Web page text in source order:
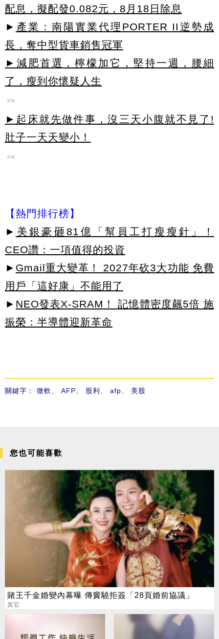
配息，擬配發0.082元，8月18日除息
► 產業：南陽實業代理PORTER II逆勢成
長，奪中型貨車銷售冠軍
►減肥首選，檸檬加它，堅持一週，腰細
了，瘦到你懷疑人生
PR
►起床就先做件事，沒三天小腹就不見了!
肚子一天天變小！
PR
【熱門排行榜】
► 美銀豪砸81億「幫員工打瘦瘦針」！
CEO讚：一項值得的投資
► Gmail重大變革！ 2027年砍3大功能 免費
用戶「這好康」不能用了
► NEO發表X-SRAM！ 記憶體密度飆5倍 施
振榮：半導體迎新革命
關鍵字： 微軟、 AFP、 股利 、 afp、 美股
您也可能喜歡
賭王千金婚變內幕曝 傳竇驍拒簽「28頁婚前協議」
其它